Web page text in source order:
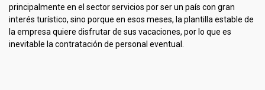
principalmente en el sector servicios por ser un país con gran
interés turístico, sino porque en esos meses, la plantilla estable de
la empresa quiere disfrutar de sus vacaciones, por lo que es
inevitable la contratación de personal eventual.